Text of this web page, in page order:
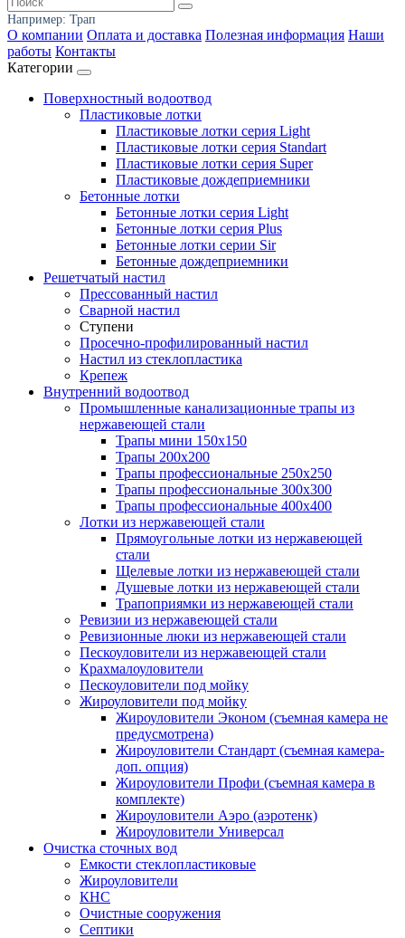
Например: Трап
О компании Оплата и доставка Полезная информация Наши
работы Контакты
Категории
Поверхностный водоотвод
Пластиковые лотки
Пластиковые лотки серия Light
Пластиковые лотки серия Standart
Пластиковые лотки серия Super
Пластиковые дождеприемники
Бетонные лотки
Бетонные лотки серия Light
Бетонные лотки серия Plus
Бетонные лотки серии Sir
Бетонные дождеприемники
Решетчатый настил
Прессованный настил
Сварной настил
Ступени
Просечно-профилированный настил
Настил из стеклопластика
Крепеж
Внутренний водоотвод
Промышленные канализационные трапы из
нержавеющей стали
Трапы мини 150х150
Трапы 200х200
Трапы профессиональные 250х250
Трапы профессиональные 300х300
Трапы профессиональные 400х400
Лотки из нержавеющей стали
Прямоугольные лотки из нержавеющей
стали
Щелевые лотки из нержавеющей стали
Душевые лотки из нержавеющей стали
Трапоприямки из нержавеющей стали
Ревизии из нержавеющей стали
Ревизионные люки из нержавеющей стали
Пескоуловители из нержавеющей стали
Крахмалоуловители
Пескоуловители под мойку
Жироуловители под мойку
Жироуловители Эконом (съемная камера не
предусмотрена)
Жироуловители Стандарт (съемная камера-
доп. опция)
Жироуловители Профи (съемная камера в
комплекте)
Жироуловители Аэро (аэротенк)
Жироуловители Универсал
Очистка сточных вод
Емкости стеклопластиковые
Жироуловители
КНС
Очистные сооружения
Септики